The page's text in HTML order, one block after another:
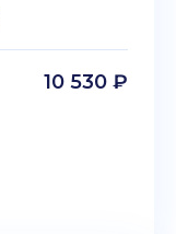
10 530 ₽